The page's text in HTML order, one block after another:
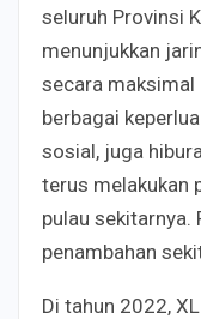
seluruh Provinsi
menunjukkan
secara
berbagai
sosial, juga
terus melakukan
pulau sekitarnya.
penambahan
Di tahun 2022,